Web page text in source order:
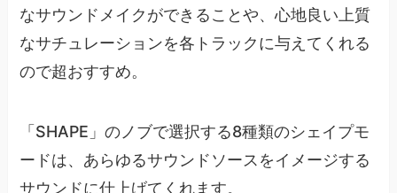
なサウンドメイクができることや、心地良い上質
なサチュレーションを各トラックに与えてくれる
ので超おすすめ。
「SHAPE」のノブで選択する8種類のシェイプモ
ードは、あらゆるサウンドソースをイメージする
サウンドに仕上げてくれます。